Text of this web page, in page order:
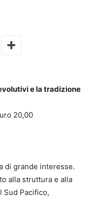
e la tradizione
20,00
di grande interesse.
alla struttura e alla
Sud Pacifico,